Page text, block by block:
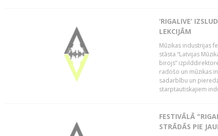
‘RIGALIVE’
LEKCIJĀM
Mūzikas industrijas
stāsta “Latvijas
birojs”
radošo un mūzikas
sadarbību un
starptautiskajiem
FESTIVĀLĀ
STRĀDĀS PIE